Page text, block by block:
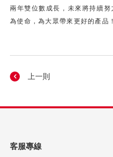
兩年雙位數成長，未來將持續努
為使命，為大眾帶來更好的產品！
上一則
客服專線